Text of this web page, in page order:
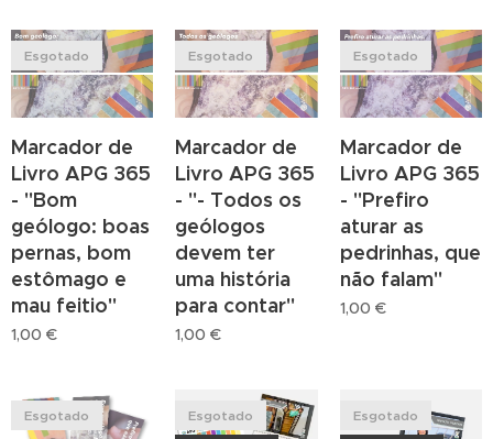
Marcador de
Livro APG 365
- "Bom
geólogo: boas
pernas, bom
estômago e
mau feitio"
Esgotado
1,00 €
Marcador de
Livro APG 365
- "- Todos os
geólogos
devem ter
uma história
para contar"
Esgotado
1,00 €
Marcador de
Livro APG 365
- "Prefiro
aturar as
pedrinhas, que
não falam"
Esgotado
1,00 €
Esgotado Esgotado Esgotado